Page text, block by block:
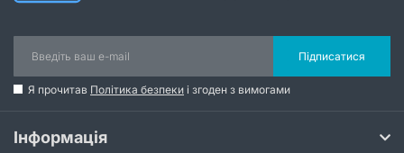
Підписатися
Я прочитав Політика безпеки і згоден з вимогами
Інформація